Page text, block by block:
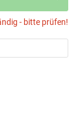
- bitte prüfen!